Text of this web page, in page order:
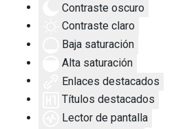
Contraste oscuro
Contraste claro
Baja saturación
Alta saturación
Enlaces destacados
Títulos destacados
Lector de pantalla